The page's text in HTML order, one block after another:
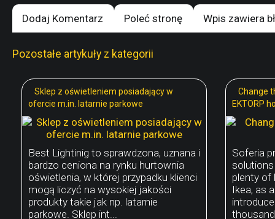
Dodaj Komentarz Poleć stronę Wpis zawiera
Pozostałe artykuły z kategorii
Sklep z oświetleniem posiadający w
ofercie m.in. latarnie parkowe
Best Lightinig to sprawdzona, uznana i
bardzo ceniona na rynku hurtownia
oświetlenia, w której przypadku klienci
mogą liczyć na wysokiej jakości
produkty takie jak np. latarnie
parkowe. Sklep int...
Change
EKTORP
Soferia
plenty of
Ikea, as